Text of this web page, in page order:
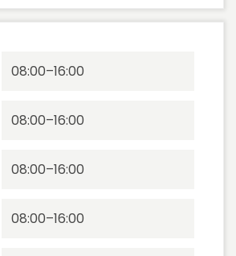
08:00–16:00
08:00–16:00
08:00–16:00
08:00–16:00